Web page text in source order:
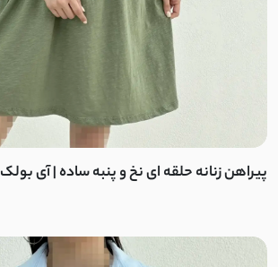
پیراهن زنانه حلقه ای نخ و پنبه ساده | آی بولک